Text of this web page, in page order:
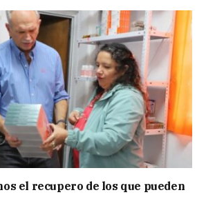
el recupero de los que pueden